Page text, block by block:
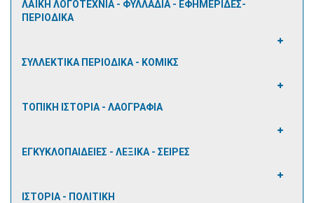
ΛΑΪΚΗ ΛΟΓΟΤΕΧΝΙΑ - ΦΥΛΛΑΔΙΑ - ΕΦΗΜΕΡΙΔΕΣ-
ΠΕΡΙΟΔΙΚΑ
ΣΥΛΛΕΚΤΙΚΑ ΠΕΡΙΟΔΙΚΑ - ΚΟΜΙΚΣ
ΤΟΠΙΚΗ ΙΣΤΟΡΙΑ - ΛΑΟΓΡΑΦΙΑ
ΕΓΚΥΚΛΟΠΑΙΔΕΙΕΣ - ΛΕΞΙΚΑ - ΣΕΙΡΕΣ
ΙΣΤΟΡΙΑ - ΠΟΛΙΤΙΚΗ